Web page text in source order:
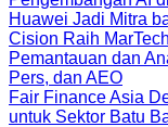
Huawei Jadi Mitra
Cision Raih
Pemantauan dan
Pers, dan AEO
Fair Finance Asia
untuk Sektor Batu